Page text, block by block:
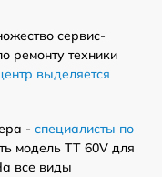
сервис-
ремонту техники
выделяется
- специалисты по
модель TT 60V для
все виды